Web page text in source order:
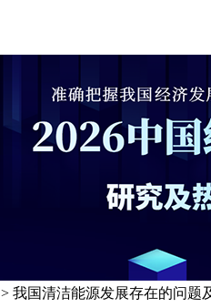
> 我国清洁能源发展存在的问题